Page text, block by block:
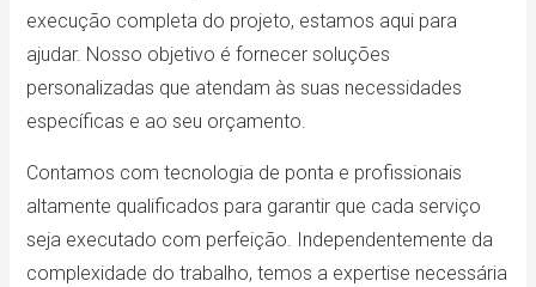
execução completa do projeto, estamos aqui para
ajudar. Nosso objetivo é fornecer soluções
personalizadas que atendam às suas necessidades
específicas e ao seu orçamento.
Contamos com tecnologia de ponta e profissionais
altamente qualificados para garantir que cada serviço
seja executado com perfeição. Independentemente da
complexidade do trabalho, temos a expertise necessária